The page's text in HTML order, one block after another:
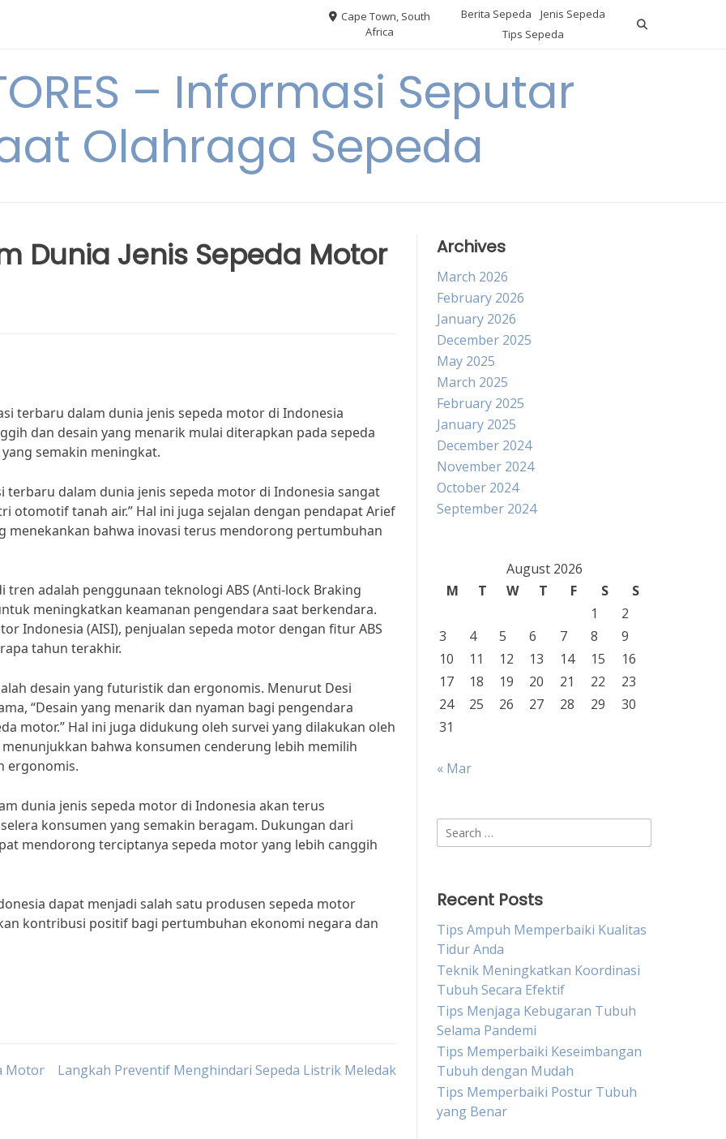
Cape Town, South
Africa
Berita Sepeda
Jenis Sepeda
Tips Sepeda
– Informasi Seputar
Olahraga Sepeda
Dunia Jenis Sepeda Motor
terbaru dalam dunia jenis sepeda motor di Indonesia
dan desain yang menarik mulai diterapkan pada sepeda
semakin meningkat.
dalam dunia jenis sepeda motor di Indonesia sangat
otomotif tanah air.” Hal ini juga sejalan dengan pendapat Arief
menekankan bahwa inovasi terus mendorong pertumbuhan
adalah penggunaan teknologi ABS (Anti-lock Braking
meningkatkan keamanan pengendara saat berkendara.
Indonesia (AISI), penjualan sepeda motor dengan fitur ABS
tahun terakhir.
desain yang futuristik dan ergonomis. Menurut Desi
“Desain yang menarik dan nyaman bagi pengendara
motor.” Hal ini juga didukung oleh survei yang dilakukan oleh
bahwa konsumen cenderung lebih memilih
ergonomis.
dunia jenis sepeda motor di Indonesia akan terus
konsumen yang semakin beragam. Dukungan dari
mendorong terciptanya sepeda motor yang lebih canggih
dapat menjadi salah satu produsen sepeda motor
kontribusi positif bagi pertumbuhan ekonomi negara dan
Motor
Langkah Preventif Menghindari Sepeda Listrik Meledak
Archives
March 2026
February 2026
January 2026
December 2025
May 2025
March 2025
February 2025
January 2025
December 2024
November 2024
October 2024
September 2024
August 2026
M
T W T F S
S
1
2
3
4 5 6 7 8
9
10
11 12 13 14 15
16
17
18 19 20 21 22
23
24
25 26 27 28 29
30
31
« Mar
Search
for:
Recent Posts
Tips Ampuh Memperbaiki Kualitas
Tidur Anda
Teknik Meningkatkan Koordinasi
Tubuh Secara Efektif
Tips Menjaga Kebugaran Tubuh
Selama Pandemi
Tips Memperbaiki Keseimbangan
Tubuh dengan Mudah
Tips Memperbaiki Postur Tubuh
yang Benar